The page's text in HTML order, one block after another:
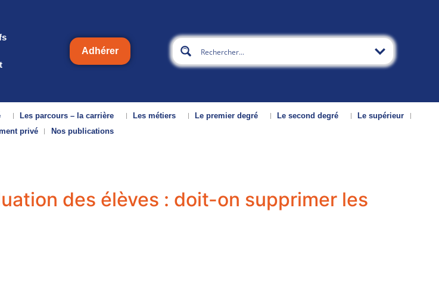
Adhérer
Les parcours – la carrière Les métiers Le premier degré Le second degré
Le supérieur
privé
Nos publications
des élèves : doit-on supprimer les